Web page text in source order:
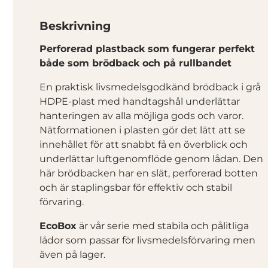
Beskrivning
Perforerad plastback som fungerar perfekt
både som brödback och på rullbandet
En praktisk livsmedelsgodkänd brödback i grå
HDPE-plast med handtagshål underlättar
hanteringen av alla möjliga gods och varor.
Nätformationen i plasten gör det lätt att se
innehållet för att snabbt få en överblick och
underlättar luftgenomflöde genom lådan. Den
här brödbacken har en slät, perforerad botten
och är staplingsbar för effektiv och stabil
förvaring.
EcoBox är vår serie med stabila och pålitliga
lådor som passar för livsmedelsförvaring men
även på lager.